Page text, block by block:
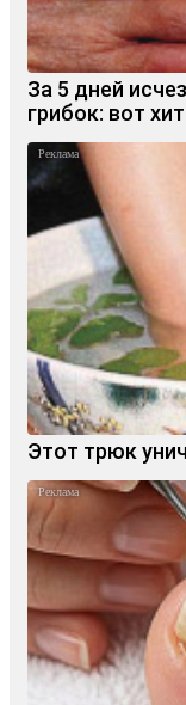
За 5 дней
грибок: вот
Этот трюк